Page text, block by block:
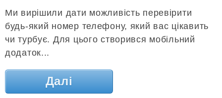
Ми вирішили дати можливість перевірити
будь-який номер телефону, який вас цікавить
чи турбує. Для цього створився мобільний
додаток...
Далі